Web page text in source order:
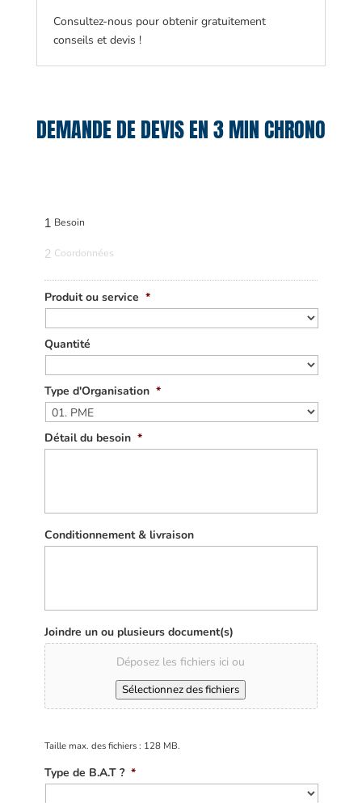
Consultez-nous pour obtenir gratuitement
conseils et devis !
DEMANDE DE DEVIS EN 3 MIN CHRONO
1 Besoin
2 Coordonnées
Produit ou service *
Quantité
Type d'Organisation *
Détail du besoin *
Conditionnement & livraison
Joindre un ou plusieurs document(s)
Déposez les fichiers ici ou
Sélectionnez des fichiers
Taille max. des fichiers : 128 MB.
Type de B.A.T ? *